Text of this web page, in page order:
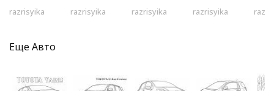
razrisyika razrisyika razrisyika razrisyika
Еще Авто